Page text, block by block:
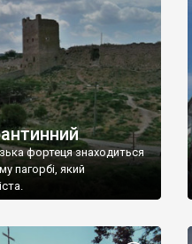
фортеця знаходиться
пагорбі, який